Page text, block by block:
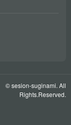
© sesion-suginami. All
Rights.Reserved.